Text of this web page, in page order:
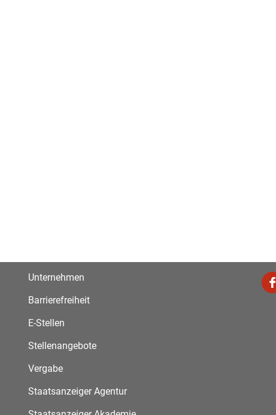
Unternehmen
Barrierefreiheit
E-Stellen
Stellenangebote
Vergabe
Staatsanzeiger Agentur